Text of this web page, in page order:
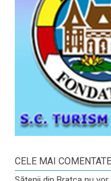
CELE MAI COMENTATE